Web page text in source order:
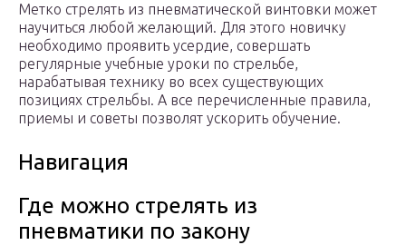
Метко стрелять из пневматической винтовки может
научиться любой желающий. Для этого новичку
необходимо проявить усердие, совершать
регулярные учебные уроки по стрельбе,
нарабатывая технику во всех существующих
позициях стрельбы. А все перечисленные правила,
приемы и советы позволят ускорить обучение.
Навигация
Где можно стрелять из
пневматики по закону